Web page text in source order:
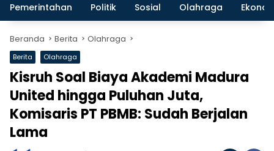
Pemerintahan Politik Sosial Olahraga
Beranda Berita Olahraga
Berita Olahraga
Kisruh Soal Biaya Akademi Madura
United hingga Puluhan Juta,
Komisaris PT PBMB: Sudah Berjalan
Lama